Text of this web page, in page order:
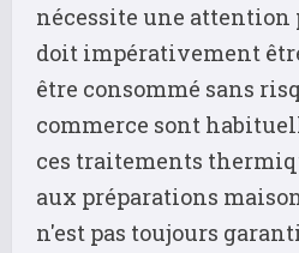
nécessite une
doit impérativement
être consommé sans
commerce sont
ces traitements
aux préparations
n'est pas toujours